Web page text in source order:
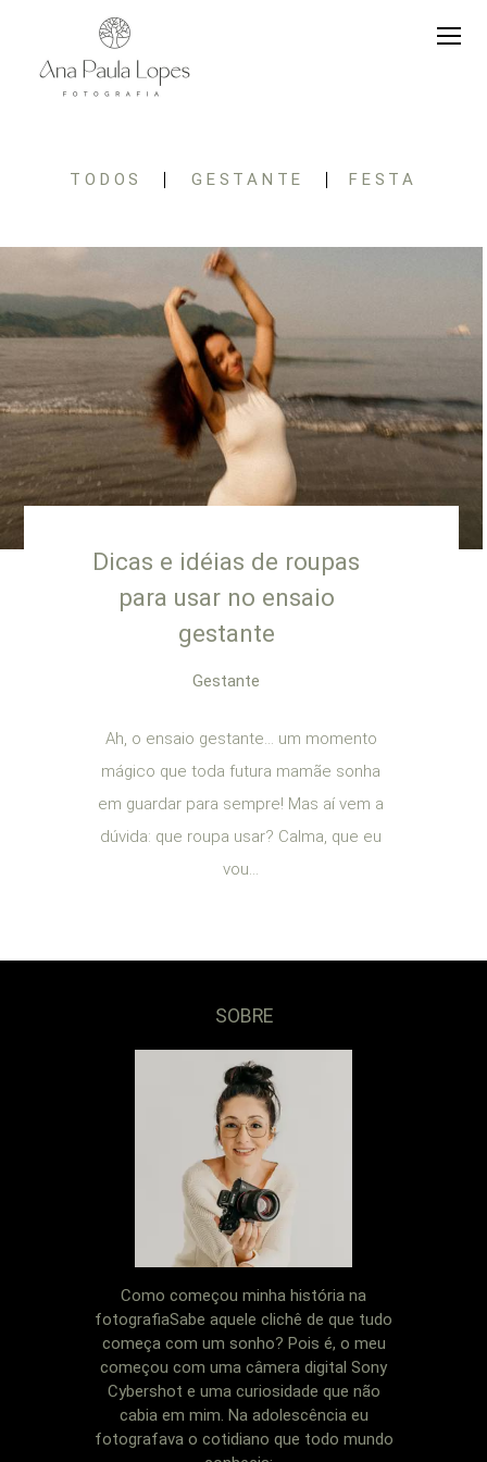
TODOS GESTANTE FESTA
Dicas e idéias de roupas
para usar no ensaio
gestante
Gestante
Ah, o ensaio gestante… um momento
mágico que toda futura mamãe sonha
em guardar para sempre! Mas aí vem a
dúvida: que roupa usar? Calma, que eu
vou...
SOBRE
Como começou minha história na
fotografiaSabe aquele clichê de que tudo
começa com um sonho? Pois é, o meu
começou com uma câmera digital Sony
Cybershot e uma curiosidade que não
cabia em mim. Na adolescência eu
fotografava o cotidiano que todo mundo